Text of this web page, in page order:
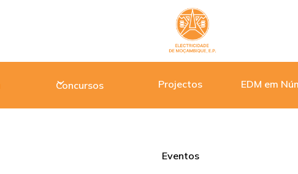
Concursos Projectos EDM em
Eventos